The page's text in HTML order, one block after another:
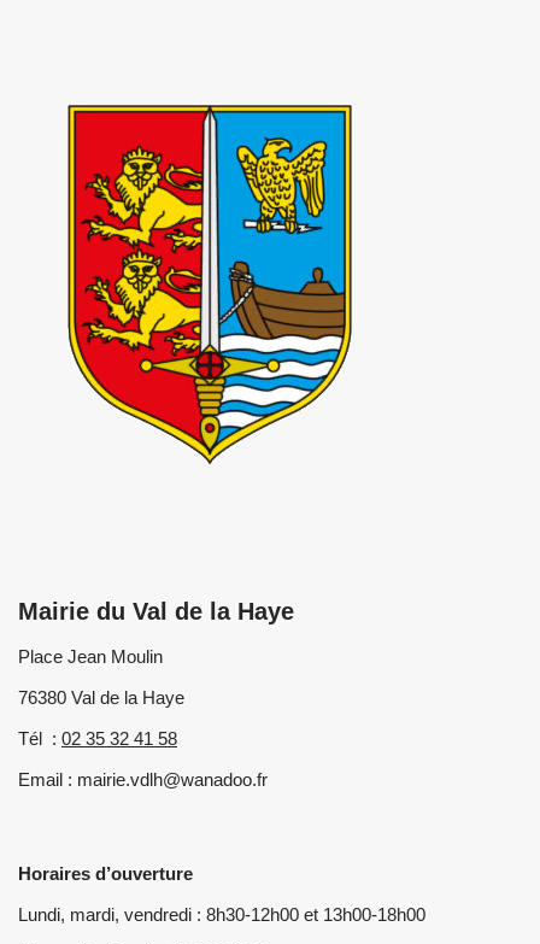
Mairie du Val de la Haye
Place Jean Moulin
76380 Val de la Haye
Tél : 02 35 32 41 58
Email : mairie.vdlh@wanadoo.fr
Horaires d’ouverture
Lundi, mardi, vendredi : 8h30-12h00 et 13h00-18h00